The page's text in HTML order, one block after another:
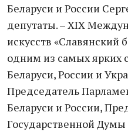
Беларуси и России
депутаты. – ХIХ
искусств «Славянский
одним из самых ярких
Беларуси, России и
Председатель
Беларуси и России,
Государственной